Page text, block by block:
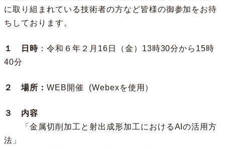
に取り組まれている技術者の方など皆様の御参加をお待
ちしております。
１ 日時：令和６年２月16日（金）13時30分から15時
40分
２ 場所： WEB開催 (Webexを使用）
３ 内容
「金属切削加工と射出成形加工におけるAIの活用方
法」